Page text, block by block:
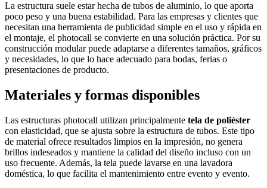
La estructura suele estar hecha de tubos de aluminio, lo que aporta
poco peso y una buena estabilidad. Para las empresas y clientes que
necesitan una herramienta de publicidad simple en el uso y rápida en
el montaje, el photocall se convierte en una solución práctica. Por su
construcción modular puede adaptarse a diferentes tamaños, gráficos
y necesidades, lo que lo hace adecuado para bodas, ferias o
presentaciones de producto.
Materiales y formas disponibles
Las estructuras photocall utilizan principalmente tela de poliéster
con elasticidad, que se ajusta sobre la estructura de tubos. Este tipo
de material ofrece resultados limpios en la impresión, no genera
brillos indeseados y mantiene la calidad del diseño incluso con un
uso frecuente. Además, la tela puede lavarse en una lavadora
doméstica, lo que facilita el mantenimiento entre evento y evento.